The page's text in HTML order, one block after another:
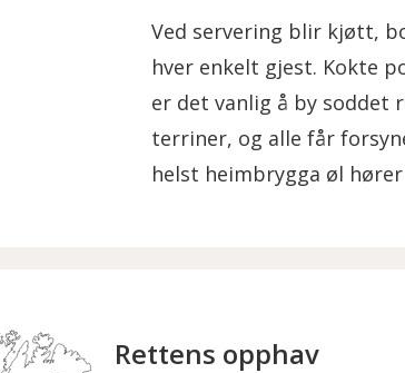
Ved servering blir kjøtt,
hver enkelt gjest. Kokte
er det vanlig å by soddet
terriner, og alle får
helst heimbrygga øl
Rettens opphav